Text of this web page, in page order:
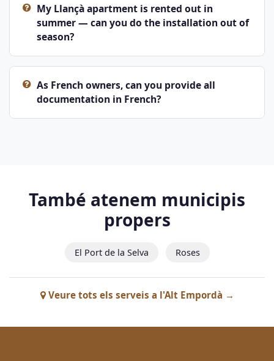
My Llançà apartment is rented out in
summer — can you do the installation out of
season?
As French owners, can you provide all
documentation in French?
També atenem municipis
propers
El Port de la Selva Roses
Veure tots els serveis a l'Alt Empordà →